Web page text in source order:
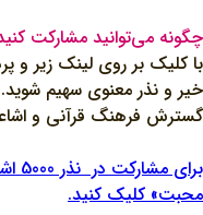
چگونه می‌توانید مشارکت
با کلیک بر روی لینک زیر و
خیر و نذر معنوی سهیم
گسترش فرهنگ قرآنی و
محبت» کلیک کنید.